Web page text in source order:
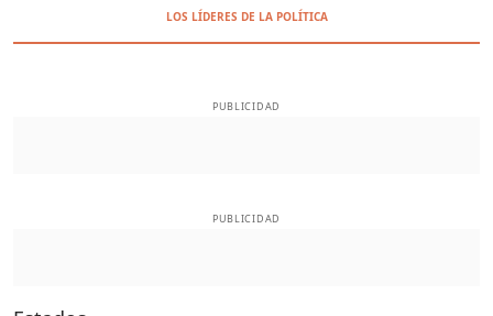
LOS LÍDERES DE LA POLÍTICA
PUBLICIDAD
PUBLICIDAD